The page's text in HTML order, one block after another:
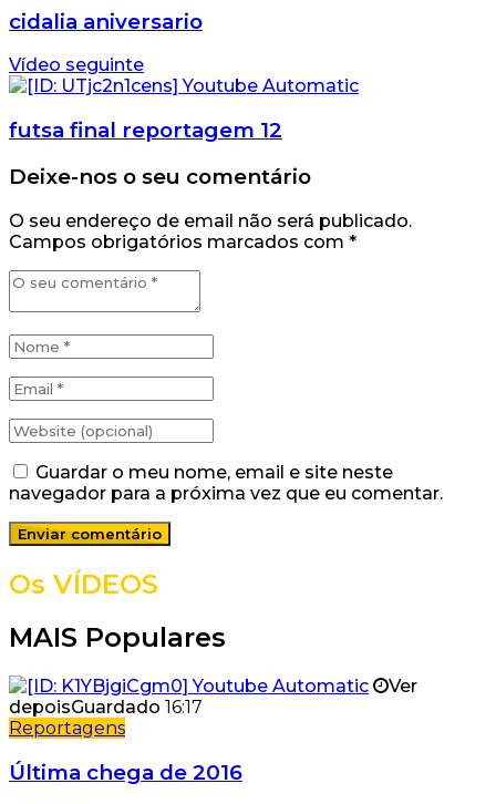
cidalia aniversario
Vídeo seguinte
futsa final reportagem 12
Deixe-nos o seu comentário
O seu endereço de email não será publicado.
Campos obrigatórios marcados com *
Guardar o meu nome, email e site neste
navegador para a próxima vez que eu comentar.
Os VÍDEOS
MAIS Populares
Ver
depoisGuardado 16:17
Reportagens
Última chega de 2016